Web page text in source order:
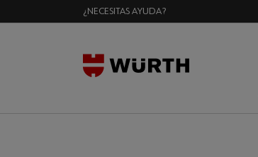
¿NECESITAS AYUDA?